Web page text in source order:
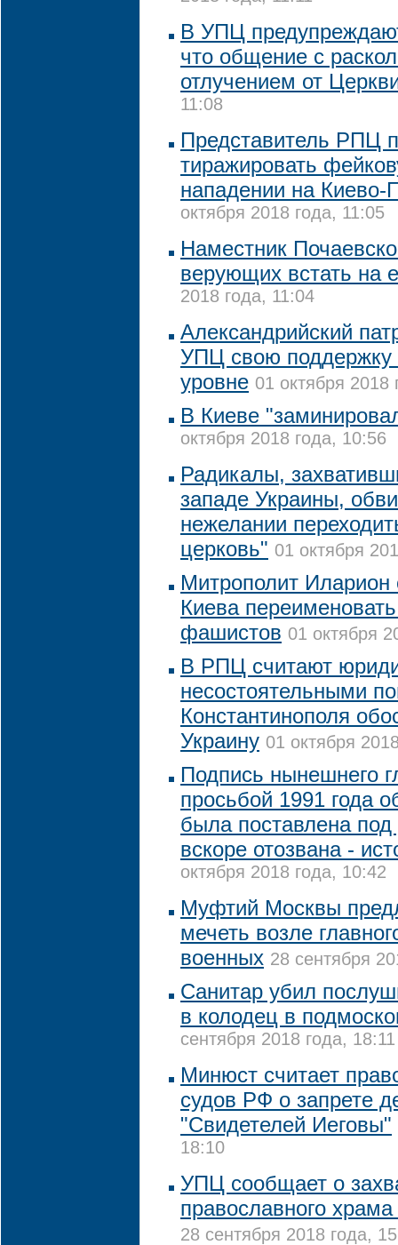
В УПЦ
что общение с
отлучением от
11:08
Представитель РПЦ
тиражировать
нападении на Киево-
октября 2018 года, 11:05
Наместник
верующих встать на
2018 года, 11:04
Александрийский
УПЦ свою
уровне 01 октября 2018
В Киеве
октября 2018 года, 10:56
Радикалы,
западе Украины,
нежелании
церковь" 01 октября
Митрополит
Киева
фашистов 01 октября
В РПЦ считают
несостоятельными
Константинополя
Украину 01 октября
Подпись нынешнего
просьбой 1991 года
была поставлена
вскоре отозвана -
октября 2018 года, 10:42
Муфтий Москвы
мечеть возле
военных 28 сентября
Санитар убил
в колодец в
сентября 2018 года, 18:11
Минюст считает
судов РФ о запрете
"Свидетелей Иеговы"
18:10
УПЦ сообщает о
православного
28 сентября 2018 года,